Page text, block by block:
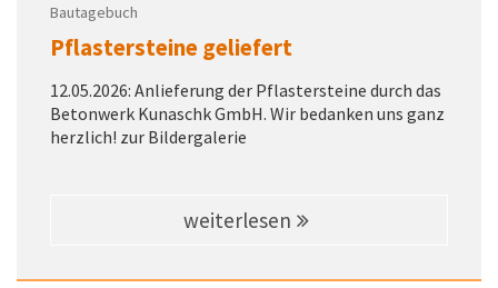
Bautagebuch
Pflastersteine geliefert
12.05.2026: Anlieferung der Pflastersteine durch das
Betonwerk Kunaschk GmbH. Wir bedanken uns ganz
herzlich! zur Bildergalerie
weiterlesen